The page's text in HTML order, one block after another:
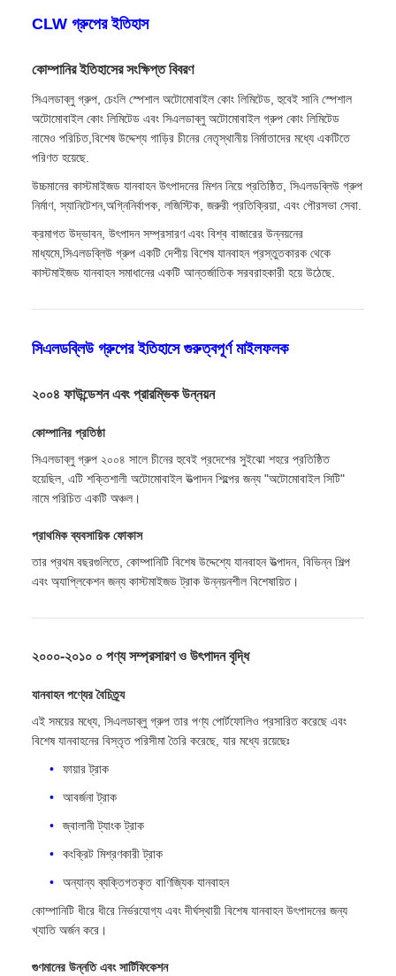
CLW গ্রুপের ইতিহাস
কোম্পানির ইতিহাসের সংক্ষিপ্ত বিবরণ
সিএলডাব্লু গ্রুপ, চেংলি স্পেশাল অটোমোবাইল কোং লিমিটেড, হুবেই সানি স্পেশাল
অটোমোবাইল কোং লিমিটেড এবং সিএলডাব্লু অটোমোবাইল গ্রুপ কোং লিমিটেড
নামেও পরিচিত,বিশেষ উদ্দেশ্য গাড়ির চীনের নেতৃস্থানীয় নির্মাতাদের মধ্যে একটিতে
পরিণত হয়েছে.
উচ্চমানের কাস্টমাইজড যানবাহন উৎপাদনের মিশন নিয়ে প্রতিষ্ঠিত, সিএলডব্লিউ গ্রুপ
নির্মাণ, স্যানিটেশন,অগ্নিনির্বাপক, লজিস্টিক, জরুরী প্রতিক্রিয়া, এবং পৌরসভা সেবা.
ক্রমাগত উদ্ভাবন, উৎপাদন সম্প্রসারণ এবং বিশ্ব বাজারের উন্নয়নের
মাধ্যমে,সিএলডব্লিউ গ্রুপ একটি দেশীয় বিশেষ যানবাহন প্রস্তুতকারক থেকে
কাস্টমাইজড যানবাহন সমাধানের একটি আন্তর্জাতিক সরবরাহকারী হয়ে উঠেছে.
সিএলডব্লিউ গ্রুপের ইতিহাসে গুরুত্বপূর্ণ মাইলফলক
২০০৪ ফাউন্ডেশন এবং প্রারম্ভিক উন্নয়ন
কোম্পানির প্রতিষ্ঠা
সিএলডাব্লু গ্রুপ ২০০৪ সালে চীনের হুবেই প্রদেশের সুইঝো শহরে প্রতিষ্ঠিত
হয়েছিল, এটি শক্তিশালী অটোমোবাইল উত্পাদন শিল্পের জন্য "অটোমোবাইল সিটি"
নামে পরিচিত একটি অঞ্চল।
প্রাথমিক ব্যবসায়িক ফোকাস
তার প্রথম বছরগুলিতে, কোম্পানিটি বিশেষ উদ্দেশ্যে যানবাহন উত্পাদন, বিভিন্ন শিল্প
এবং অ্যাপ্লিকেশন জন্য কাস্টমাইজড ট্রাক উন্নয়নশীল বিশেষায়িত।
২০০০-২০১০ ০ পণ্য সম্প্রসারণ ও উৎপাদন বৃদ্ধি
যানবাহন পণ্যের বৈচিত্র্য
এই সময়ের মধ্যে, সিএলডাব্লু গ্রুপ তার পণ্য পোর্টফোলিও প্রসারিত করেছে এবং
বিশেষ যানবাহনের বিস্তৃত পরিসীমা তৈরি করেছে, যার মধ্যে রয়েছেঃ
ফায়ার ট্রাক
আবর্জনা ট্রাক
জ্বালানী ট্যাংক ট্রাক
কংক্রিট মিশ্রণকারী ট্রাক
অন্যান্য ব্যক্তিগতকৃত বাণিজ্যিক যানবাহন
কোম্পানিটি ধীরে ধীরে নির্ভরযোগ্য এবং দীর্ঘস্থায়ী বিশেষ যানবাহন উৎপাদনের জন্য
খ্যাতি অর্জন করে।
গুণমানের উন্নতি এবং সার্টিফিকেশন